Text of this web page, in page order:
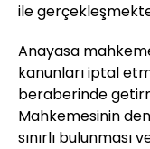
ile
Anayasa
kanunları iptal
beraberinde
Mahkemesinin
sınırlı bulunması